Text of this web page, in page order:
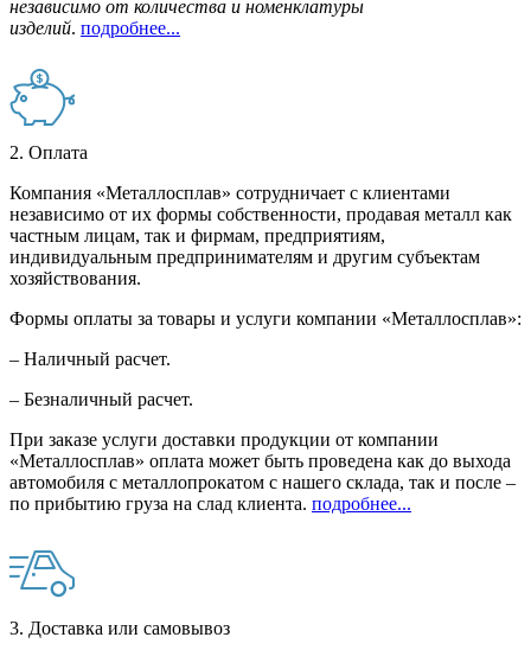
независимо от количества и номенклатуры
изделий. подробнее...
2. Оплата
Компания «Металлосплав» сотрудничает с клиентами
независимо от их формы собственности, продавая металл как
частным лицам, так и фирмам, предприятиям,
индивидуальным предпринимателям и другим субъектам
хозяйствования.
Формы оплаты за товары и услуги компании «Металлосплав»:
– Наличный расчет.
– Безналичный расчет.
При заказе услуги доставки продукции от компании
«Металлосплав» оплата может быть проведена как до выхода
автомобиля с металлопрокатом с нашего склада, так и после –
по прибытию груза на слад клиента. подробнее...
3. Доставка или самовывоз